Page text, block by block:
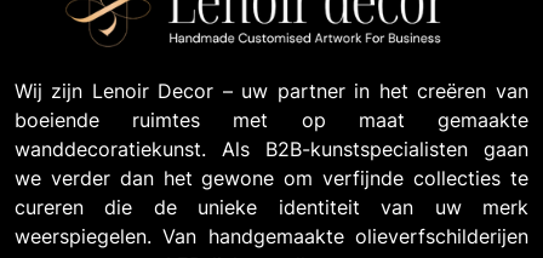
Wij zijn Lenoir Decor – uw partner in het creëren van
boeiende ruimtes met op maat gemaakte
wanddecoratiekunst. Als B2B-kunstspecialisten gaan
we verder dan het gewone om verfijnde collecties te
cureren die de unieke identiteit van uw merk
weerspiegelen. Van handgemaakte olieverfschilderijen